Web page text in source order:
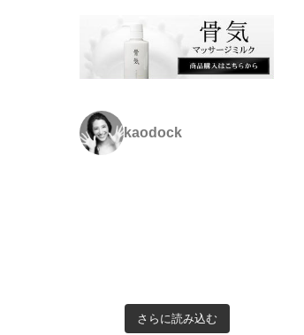
kaodock
さらに読み込む